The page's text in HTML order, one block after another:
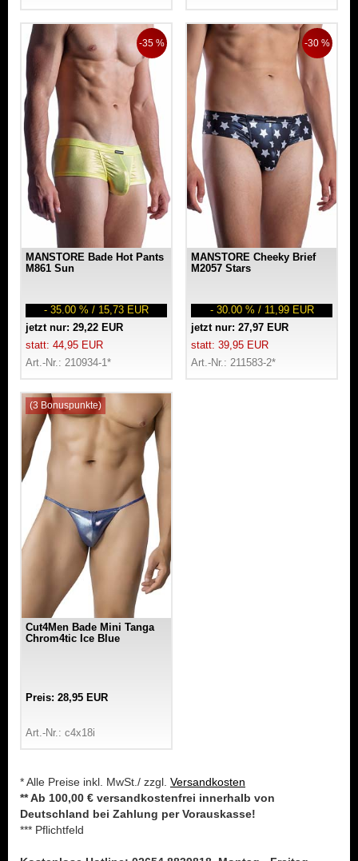
-35 %
MANSTORE Bade Hot Pants
M861 Sun
- 35.00 % / 15,73 EUR
jetzt nur: 29,22 EUR
statt: 44,95 EUR
Art.-Nr.: 210934-1*
-30 %
MANSTORE Cheeky Brief
M2057 Stars
- 30.00 % / 11,99 EUR
jetzt nur: 27,97 EUR
statt: 39,95 EUR
Art.-Nr.: 211583-2*
(3 Bonuspunkte)
Cut4Men Bade Mini Tanga
Chrom4tic Ice Blue
Preis: 28,95 EUR
Art.-Nr.: c4x18i
* Alle Preise inkl. MwSt./ zzgl. Versandkosten
** Ab 100,00 € versandkostenfrei innerhalb von
Deutschland bei Zahlung per Vorauskasse!
*** Pflichtfeld